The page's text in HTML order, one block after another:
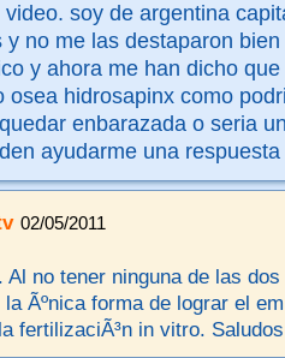
video. soy de argentina
y no me las destaparon
y ahora me han dicho
osea hidrosapinx como
enbarazada o seria
ayudarme una
02/05/2011
Al no tener ninguna de las
la Ãºnica forma de lograr el
fertilizaciÃ³n in vitro.